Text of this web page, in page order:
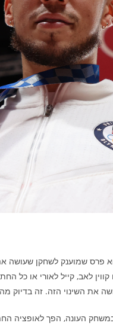
שמוענק לשחקן שעושה
קווין לאב, קייל לאורי או
את השינוי הזה. זה בדיוק
של 27 נקודות ו-7 אסיסטים במשחק